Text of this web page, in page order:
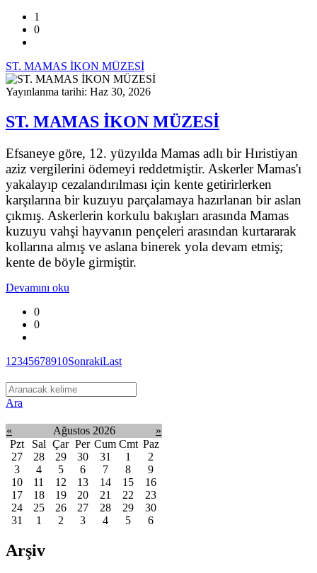
1
0
ST. MAMAS İKON MÜZESİ
Yayınlanma tarihi: Haz 30, 2026
ST. MAMAS İKON MÜZESİ
Efsaneye göre, 12. yüzyılda Mamas adlı bir Hıristiyan
aziz vergilerini ödemeyi reddetmiştir. Askerler Mamas'ı
yakalayıp cezalandırılması için kente getirirlerken
karşılarına bir kuzuyu parçalamaya hazırlanan bir aslan
çıkmış. Askerlerin korkulu bakışları arasında Mamas
kuzuyu vahşi hayvanın pençeleri arasından kurtararak
kollarına almış ve aslana binerek yola devam etmiş;
kente de böyle girmiştir.
Devamını oku
0
0
1 2345678910SonrakiLast
Ara
« Ağustos 2026
»
Pzt
Sal Çar Per Cum Cmt Paz
27
28 29 30 31 1
2
3
4 5 6 7 8
9
10
11 12 13 14 15
16
17
18 19 20 21 22
23
24
25 26 27 28 29
30
31
1 2 3 4 5 6
Arşiv